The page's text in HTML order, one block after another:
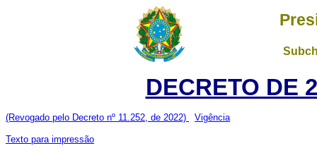
DECRETO DE
(Revogado pelo Decreto nº 11.252, de 2022) Vigência
Texto para impressão